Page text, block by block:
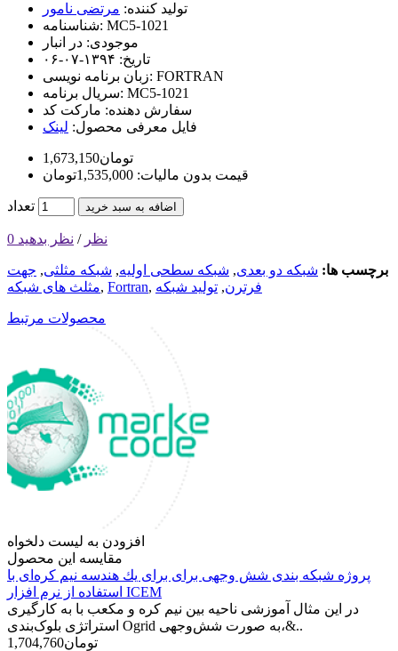
تولید کننده: مرتضی نامور
شناسنامه: MC5-1021
موجودی: در انبار
تاریخ: ۱۳۹۴-۰۷-۰۶
زبان برنامه نویسی: FORTRAN
سریال برنامه: MC5-1021
سفارش دهنده: مارکت کد
فایل معرفی محصول: لینک
1,673,150تومان
قیمت بدون مالیات: 1,535,000تومان
تعداد اضافه به سبد خرید
0 نظر / نظر بدهید
برچسب ها: شبکه دو بعدی, شبکه سطحی اولیه, شبکه مثلثی, جهت
مثلث های شبکه, Fortran, فرترن, تولید شبکه
محصولات مرتبط
افزودن به لیست دلخواه
مقایسه این محصول
پروژه شبکه بندی شش وجهی برای برای يك هندسه نیم کره‌ای با
استفاده از نرم افزار ICEM
در این مثال آموزشی ناحیه بین نیم کره و مکعب با به کارگیری
استراتژی بلوک‌بندی Ogrid به صورت شش‌وجهی،&..
1,704,760تومان